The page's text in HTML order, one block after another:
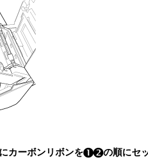
カーボンリボンを の順にセ